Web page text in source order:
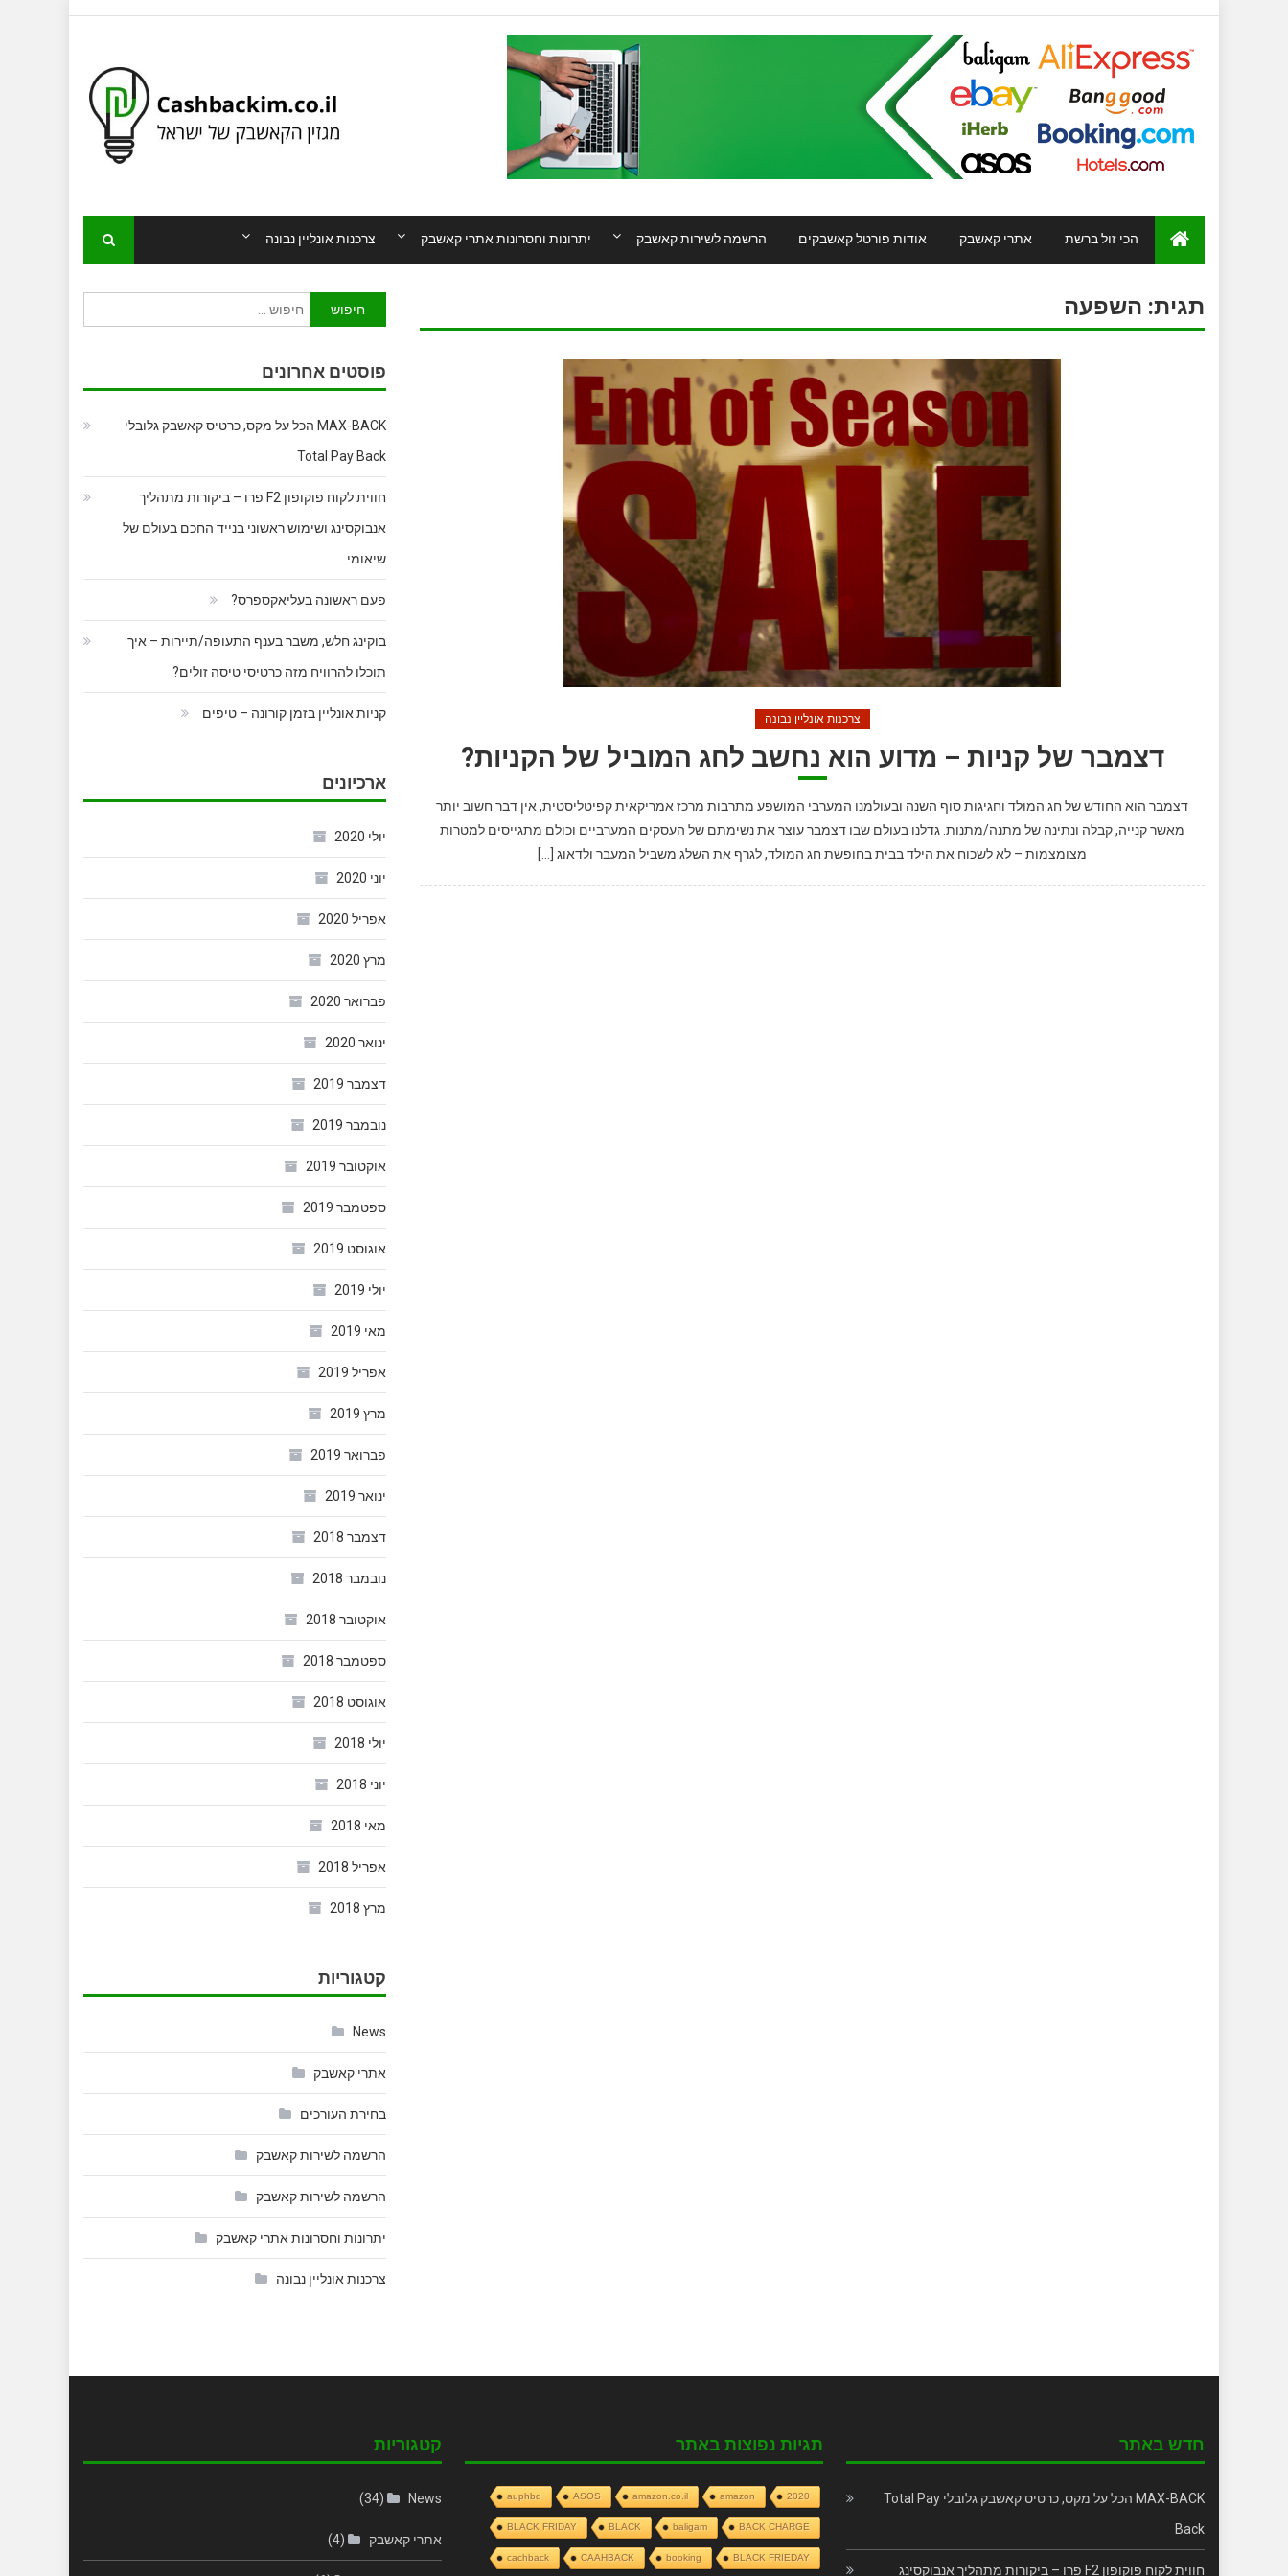
צרכנות אונליין נבונה יתרונות וחסרונות אתרי קאשבק הרשמה לשירות קאשבק אודות פורטל קאשבקים אתרי קאשבק הכי זול ברשת
תגית: השפעה
צרכנות אונליין נבונה
דצמבר של קניות – מדוע הוא נחשב לחג המוביל של הקניות?
דצמבר הוא החודש של חג המולד וחגיגות סוף השנה ובעולמנו המערבי המושפע מתרבות מרכז אמריקאית קפיטליסטית, אין דבר חשוב יותר
מאשר קנייה, קבלה ונתינה של מתנה/מתנות. גדלנו בעולם שבו דצמבר עוצר את נשימתם של העסקים המערביים וכולם מתגייסים למטרות
מצומצמות – לא לשכוח את הילד בבית בחופשת חג המולד, לגרף את השלג משביל המעבר ולדאוג […]
חיפוש:
פוסטים אחרונים
MAX-BACK הכל על מקס, כרטיס קאשבק גלובלי
Total Pay Back
חווית לקוח פוקופון F2 פרו – ביקורות מתהליך
אנבוקסינג ושימוש ראשוני בנייד החכם בעולם של
שיאומי
פעם ראשונה בעליאקספרס?
בוקינג חלש, משבר בענף התעופה/תיירות – איך
תוכלו להרוויח מזה כרטיסי טיסה זולים?
קניות אונליין בזמן קורונה – טיפים
ארכיונים
יולי 2020
יוני 2020
אפריל 2020
מרץ 2020
פברואר 2020
ינואר 2020
דצמבר 2019
נובמבר 2019
אוקטובר 2019
ספטמבר 2019
אוגוסט 2019
יולי 2019
מאי 2019
אפריל 2019
מרץ 2019
פברואר 2019
ינואר 2019
דצמבר 2018
נובמבר 2018
אוקטובר 2018
ספטמבר 2018
אוגוסט 2018
יולי 2018
יוני 2018
מאי 2018
אפריל 2018
מרץ 2018
קטגוריות
News
אתרי קאשבק
בחירת העורכים
הרשמה לשירות קאשבק
הרשמה לשירות קאשבק
יתרונות וחסרונות אתרי קאשבק
צרכנות אונליין נבונה
קטגוריות
News
(34)
אתרי קאשבק (4)
תגיות נפוצות באתר
2020
amazon
amazon.co.il
ASOS
auphbd
BACK CHARGE
baligam
BLACK
BLACK FRIDAY
BLACK FRIEDAY
booking
CAAHBACK
cachback
חדש באתר
MAX-BACK הכל על מקס, כרטיס קאשבק גלובלי Total Pay
Back
חווית לקוח פוקופון F2 פרו – ביקורות מתהליך אנבוקסינג